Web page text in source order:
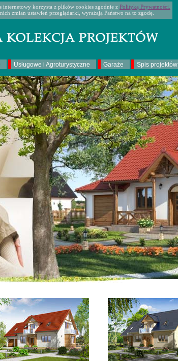
internetowy korzysta z plików cookies zgodnie z Polityką Prywatności.
zmian ustawień przeglądarki, wyrażają Państwo na to zgodę.
Usługowe i Agroturystyczne Garaże Spis projektów